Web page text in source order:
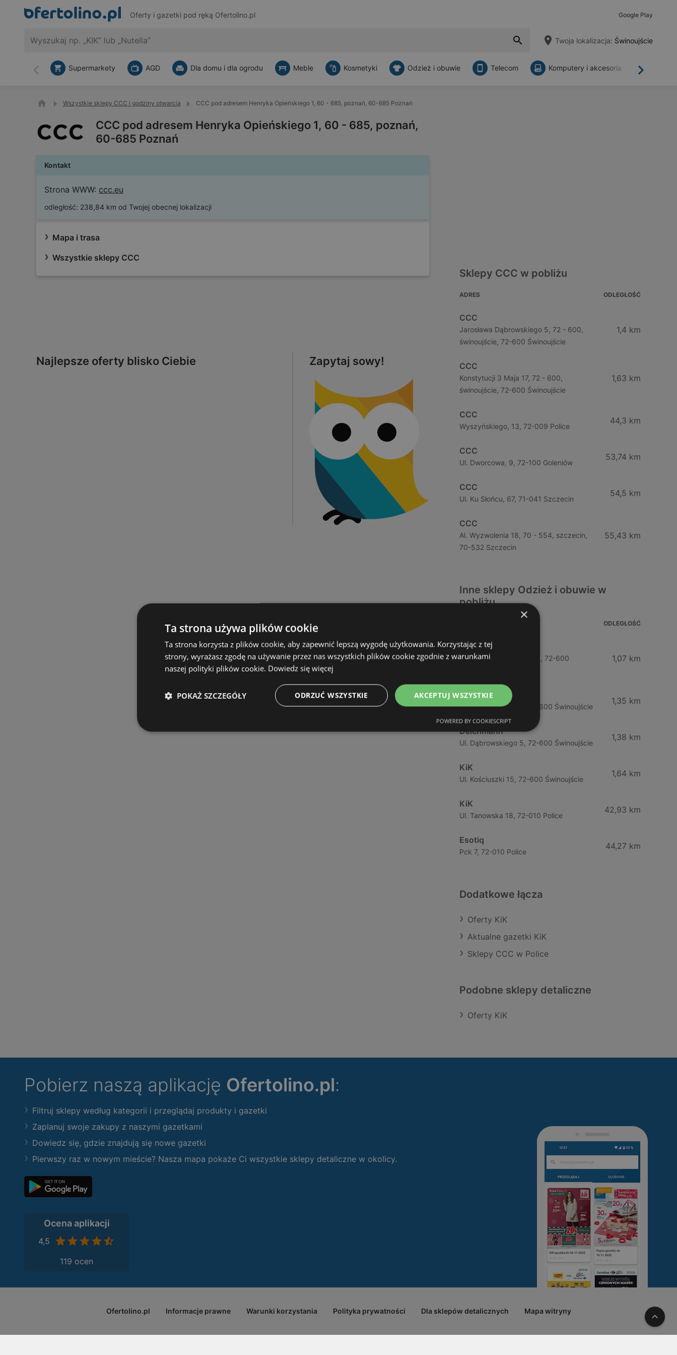
Oferty i gazetki pod ręką Ofertolino.pl Google Play
Twoja lokalizacja: Świnoujście
Wstecz Dalej
Supermarkety AGD Dla domu i dla ogrodu Meble Kosmetyki Odzież i obuwie Telecom Komputery i akcesoria
Wszystkie sklepy CCC i godziny otwarcia CCC pod adresem Henryka Opieńskiego 1, 60 - 685, poznań, 60-685 Poznań
CCC pod adresem Henryka Opieńskiego 1, 60 - 685, poznań,
60-685 Poznań
Kontakt
Strona WWW: ccc.eu
odległość: 238,84 km od Twojej obecnej lokalizacji
Mapa i trasa
Wszystkie sklepy CCC
Najlepsze oferty blisko Ciebie Zapytaj sowy!
Sklepy CCC w pobliżu
ADRES ODLEGŁOŚĆ
CCC
Jarosława Dąbrowskiego 5, 72 - 600,
świnoujście, 72-600 Świnoujście
1,4 km
CCC
Konstytucji 3 Maja 17, 72 - 600,
świnoujście, 72-600 Świnoujście
1,63 km
CCC
Wyszyńskiego, 13, 72-009 Police
44,3 km
CCC
Ul. Dworcowa, 9, 72-100 Goleniów
53,74 km
CCC
Ul. Ku Słońcu, 67, 71-041 Szczecin
54,5 km
CCC
Al. Wyzwolenia 18, 70 - 554, szczecin,
70-532 Szczecin
55,43 km
Inne sklepy Odzież i obuwie w
pobliżu
ODLEGŁOŚĆ
Esotiq
Bohaterow Września 6/4, 72-600
1,07 km
Gatta
Ul. Dąbrowskiego 5, 72-600 Świnoujście
1,35 km
Deichmann
Ul. Dąbrowskiego 5, 72-600 Świnoujście
1,38 km
KiK
Ul. Kościuszki 15, 72-600 Świnoujście
1,64 km
KiK
Ul. Tanowska 18, 72-010 Police
42,93 km
Esotiq
Pck 7, 72-010 Police
44,27 km
Dodatkowe łącza
Oferty KiK
Aktualne gazetki KiK
Sklepy CCC w Police
Podobne sklepy detaliczne
Oferty KiK
Pobierz naszą aplikację Ofertolino.pl:
Filtruj sklepy według kategorii i przeglądaj produkty i gazetki
Zaplanuj swoje zakupy z naszymi gazetkami
Dowiedz się, gdzie znajdują się nowe gazetki
Pierwszy raz w nowym mieście? Nasza mapa pokaże Ci wszystkie sklepy detaliczne w okolicy.
Ocena aplikacji
4,5
119 ocen
Ofertolino.pl Informacje prawne Warunki korzystania Polityka prywatności Dla sklepów detalicznych Mapa witryny W
×
Ta strona używa plików cookie
Ta strona korzysta z plików cookie, aby zapewnić lepszą wygodę użytkowania. Korzystając z tej
strony, wyrażasz zgodę na używanie przez nas wszystkich plików cookie zgodnie z warunkami
naszej polityki plików cookie. Dowiedz się więcej
AKCEPTUJ WSZYSTKIE
ODRZUĆ WSZYSTKIE
POKAŻ SZCZEGÓŁY
POWERED BY COOKIESCRIPT